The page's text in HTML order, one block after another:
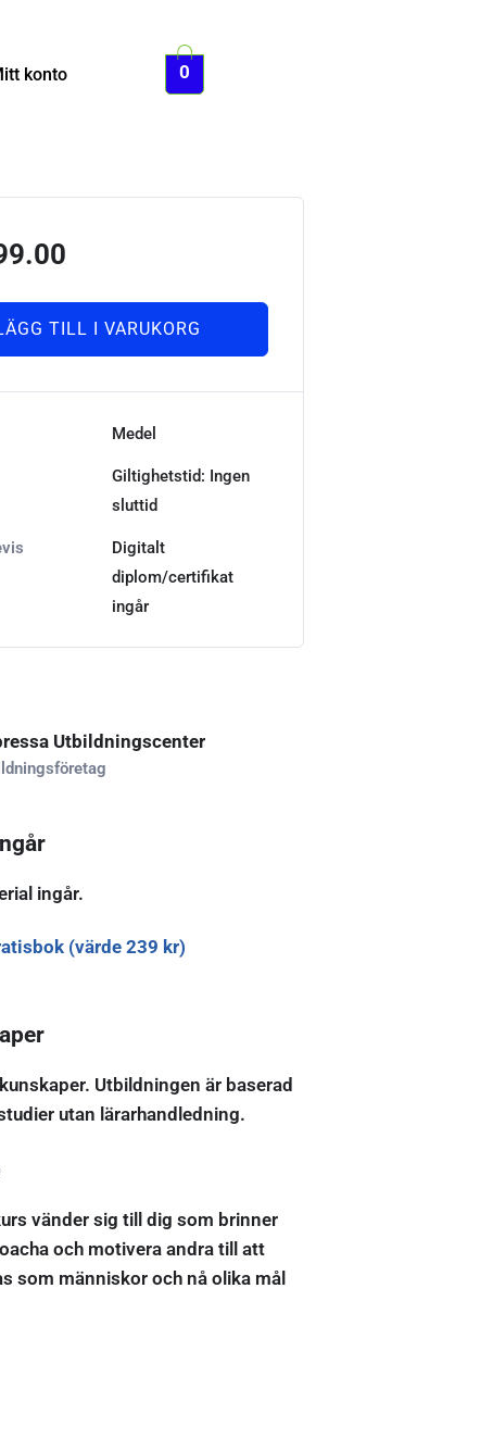
konto 0
TILL I VARUKORG
Medel
Giltighetstid: Ingen
sluttid
Digitalt
diplom/certifikat
ingår
Utbildningscenter
ingår.
(värde 239 kr)
Utbildningen är baserad
utan lärarhandledning.
vänder sig till dig som brinner
och motivera andra till att
som människor och nå olika mål